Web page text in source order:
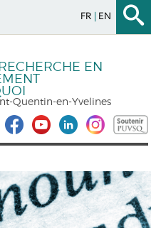
FR EN
EN
Quentin-en-Yvelines